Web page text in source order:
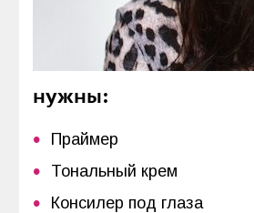
нужны:
Праймер
Тональный крем
Консилер под глаза